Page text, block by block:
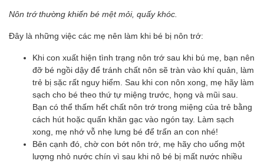
Nôn trớ thường khiến bé mệt mỏi, quấy khóc.
Đây là những việc các mẹ nên làm khi bé bị nôn trớ:
Khi con xuất hiện tình trạng nôn trớ sau khi bú mẹ, bạn nên
đỡ bé ngồi dậy để tránh chất nôn sẽ tràn vào khí quản, làm
trẻ bị sặc rất nguy hiểm. Sau khi con nôn xong, mẹ hãy làm
sạch cho bé theo thứ tự miệng trước, họng và mũi sau.
Bạn có thể thấm hết chất nôn trớ trong miệng của trẻ bằng
cách hút hoặc quấn khăn gạc vào ngón tay. Làm sạch
xong, mẹ nhớ vỗ nhẹ lưng bé để trấn an con nhé!
Bên cạnh đó, chờ con bớt nôn trớ, mẹ hãy cho uống một
lượng nhỏ nước chín vì sau khi nô bé bị mất nước nhiều